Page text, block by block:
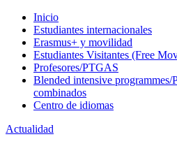
Inicio
Estudiantes internacionales
Erasmus+ y movilidad
Estudiantes Visitantes (Free
Profesores/PTGAS
Blended intensive programmes/
combinados
Centro de idiomas
Actualidad